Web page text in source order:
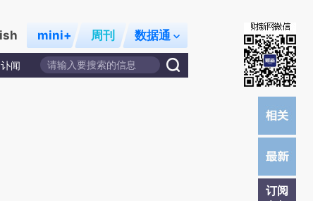
mini+ 周刊 数据通
讣闻
订阅